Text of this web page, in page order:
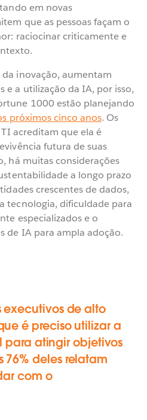
em novas
que as pessoas façam o
raciocinar criticamente e
inovação, aumentam
e a utilização da IA, por isso,
1000 estão planejando
próximos cinco anos. Os
acreditam que ela é
futura de suas
há muitas considerações
a longo prazo
crescentes de dados,
tecnologia, dificuldade para
especializados e o
de IA para ampla adoção.
executivos de alto
é preciso utilizar a
atingir objetivos
76% deles relatam
com o